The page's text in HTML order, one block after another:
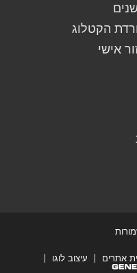
הקטלוג
אישי
אתרים
עיצוב לוגו